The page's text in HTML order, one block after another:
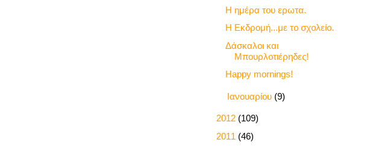
Η ημέρα του ερωτα.
Η Εκδρομή...με το σχολείο.
Δάσκαλοι και
Μπουρλοτιέρηδες!
Happy mornings!
Ιανουαρίου (9)
2012 (109)
2011 (46)